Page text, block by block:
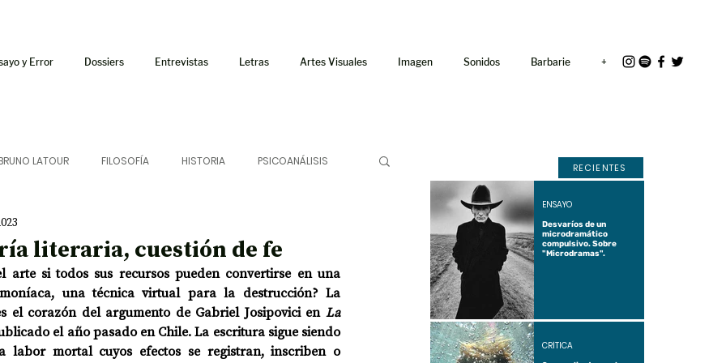
y Error Dossiers Entrevistas Letras Artes Visuales Imagen Sonidos Barbarie +
LATOUR FILOSOFÍA HISTORIA PSICOANÁLISIS
AUDIOTEXTO HÍBRIDOS CINE FICCIONES
AFUERISMOS POESÍA ENSAYO
literaria, cuestión de fe
arte si todos sus recursos pueden convertirse en una
una técnica virtual para la destrucción? La
el corazón del argumento de Gabriel Josipovici en La
el año pasado en Chile. La escritura sigue siendo
labor mortal cuyos efectos se registran, inscriben o
RECIENTES
Desvaríos de un
microdramático
compulsivo. Sobre
"Microdramas".
ENSAYO
CRÍTICA